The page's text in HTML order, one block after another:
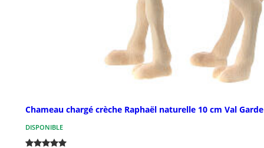
Chameau chargé crèche Raphaël naturelle 10 cm Val
DISPONIBLE